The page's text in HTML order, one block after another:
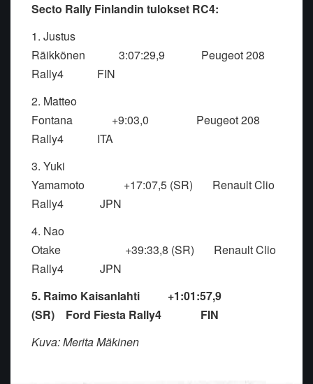
Secto Rally Finlandin tulokset RC4:
1. Justus
Räikkönen
3:07:29,9
Peugeot 208
Rally4
FIN
2. Matteo
Fontana
+9:03,0
Peugeot 208
Rally4
ITA
3. Yuki
Yamamoto
+17:07,5 (SR)
Renault Clio
Rally4
JPN
4. Nao
Otake
+39:33,8 (SR)
Renault Clio
Rally4
JPN
5. Raimo Kaisanlahti
+1:01:57,9
(SR)
Ford Fiesta Rally4
FIN
Kuva: Merita Mäkinen